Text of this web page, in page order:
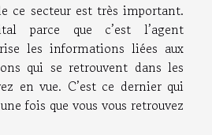
ce secteur est très important.
parce que c’est l’agent
les informations liées aux
qui se retrouvent dans les
en vue. C’est ce dernier qui
fois que vous vous retrouvez